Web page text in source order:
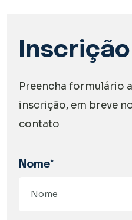
Inscrição
Preencha formulário
inscrição, em breve
contato
Nome*